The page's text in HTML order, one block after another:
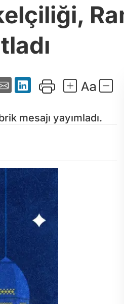
mesajı yayımladı.